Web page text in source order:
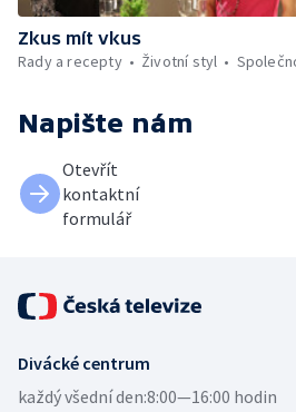
Zkus mít vkus
Rady a recepty
Životní styl
Napište nám
Otevřít
kontaktní
formulář
Divácké centrum
každý všední den:8:00—16:00 hodin